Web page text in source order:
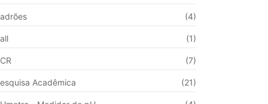
(4)
(1)
(7)
Acadêmica (21)